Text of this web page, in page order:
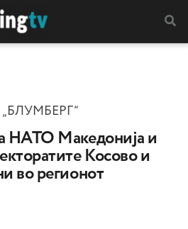
НАТО Македонија и
Косово и
во регионот